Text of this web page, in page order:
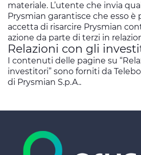
materiale. L’utente che invia
Prysmian garantisce che esso è
accetta di risarcire Prysmian
azione da parte di terzi in
Relazioni con gli
I contenuti delle pagine su
investitori” sono forniti da
di Prysmian S.p.A..